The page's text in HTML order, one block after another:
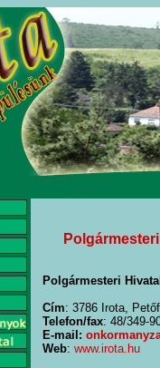
Polgármesteri Hivatal
Cím: 3786 Irota,
Telefon/fax: 48/349-
E-mail:
Web: www.irota.hu